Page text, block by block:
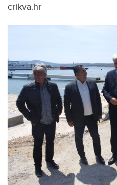
crikva.hr